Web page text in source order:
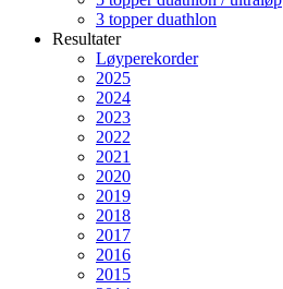
3 topper duathlon
Resultater
Løyperekorder
2025
2024
2023
2022
2021
2020
2019
2018
2017
2016
2015